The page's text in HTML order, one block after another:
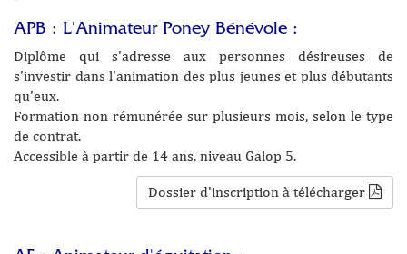
APB : L'Animateur Poney Bénévole :
Diplôme qui s'adresse aux personnes désireuses de
s'investir dans l'animation des plus jeunes et plus débutants
qu'eux.
Formation non rémunérée sur plusieurs mois, selon le type
de contrat.
Accessible à partir de 14 ans, niveau Galop 5.
Dossier d'inscription à télécharger